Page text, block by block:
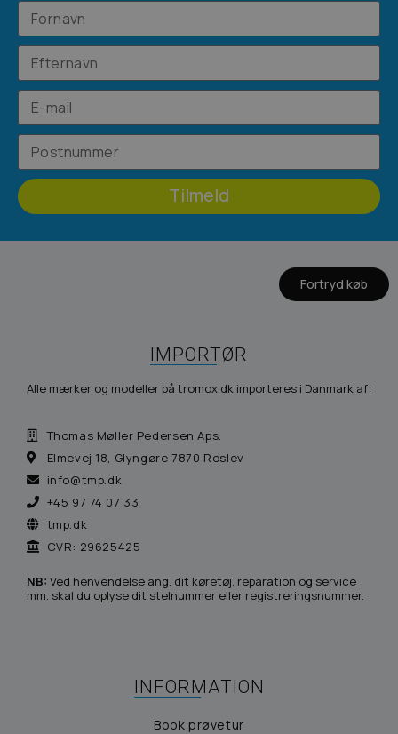
Tilmeld
Fortryd køb
IMPORTØR
Alle mærker og modeller på tromox.dk importeres i Danmark af:
Thomas Møller Pedersen Aps.
Elmevej 18, Glyngøre 7870 Roslev
info@tmp.dk
+45 97 74 07 33
tmp.dk
CVR: 29625425
NB: Ved henvendelse ang. dit køretøj, reparation og service
mm. skal du oplyse dit stelnummer eller registreringsnummer.
INFORMATION
Book prøvetur